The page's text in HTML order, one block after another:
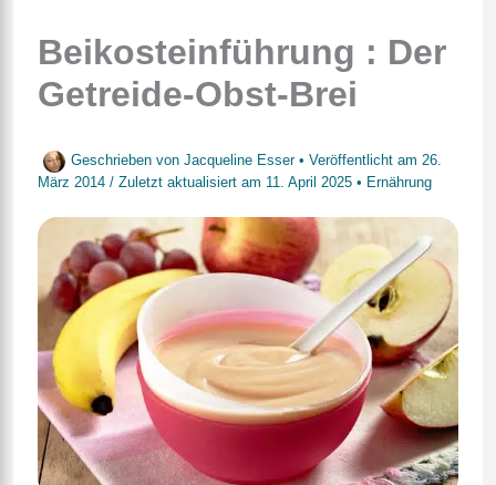
Beikosteinführung : Der
Getreide-Obst-Brei
Geschrieben von Jacqueline Esser • Veröffentlicht am 26.
März 2014 / Zuletzt aktualisiert am 11. April 2025• Ernährung